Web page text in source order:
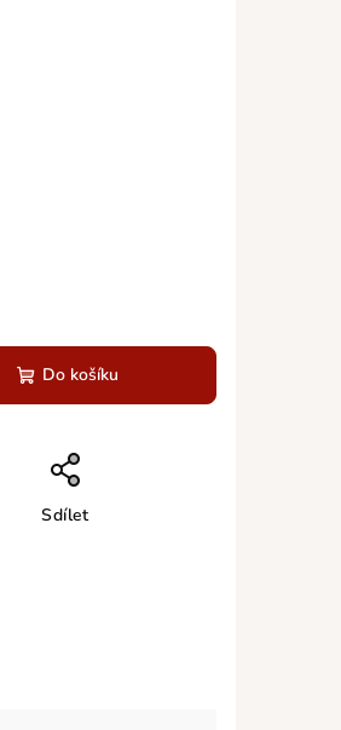
Do košíku
Sdílet